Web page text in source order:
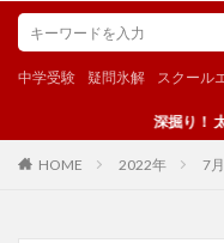
中学受験 疑問氷解 スクール
深掘り！ 太
HOME 2022年 7